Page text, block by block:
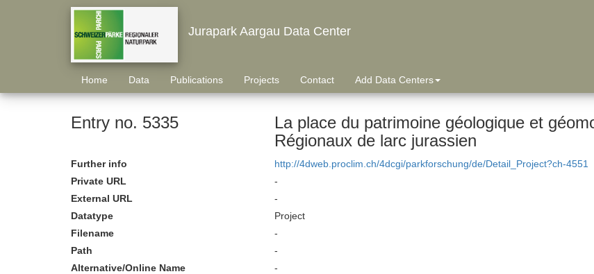
Jurapark Aargau Data Center
Home Data Publications Projects Contact Add Data Centers
Entry no. 5335
La place du patrimoine géologique et
Régionaux de larc jurassien
Further info
http://4dweb.proclim.ch/4dcgi/parkforschung/de/Detail_Project?ch-4551
Private URL
-
External URL
-
Datatype
Project
Filename
-
Path
-
Alternative/Online Name
-